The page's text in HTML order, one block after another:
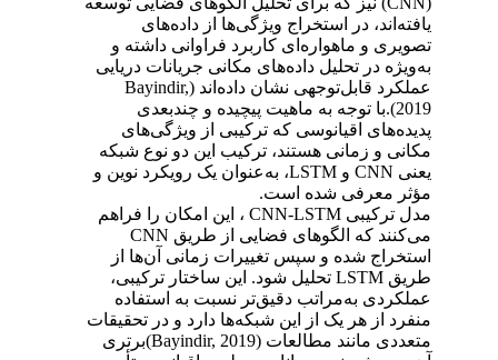
یافته‌اند، در استخراج ویژگی‌ها از داده‌های
تصویری و ماهواره‌ای کاربرد فراوانی داشته و
به‌ویژه در تحلیل داده‌های مکانی جریانات دریایی
عملکرد قابل‌توجهی نشان داده‌اند
(Bayindir,
2019). با توجه به ماهیت پیچیده و چندبعدی
پدیده‌های اقیانوسی که ترکیبی از ویژگی‌های
مکانی و زمانی هستند، ترکیب این دو نوع شبکه
یعنی
و LSTM
، به‌عنوان یک رویکرد نوین و
مؤثر معرفی شده است.
مدل‌ ترکیبی CNN-LSTM
، این امکان را فراهم
می‌کنند که الگوهای فضایی از طریق
استخراج شده و سپس تغییرات زمانی آن‌ها از
طریق LSTM
تحلیل شود. این ساختار ترکیبی،
عملکردی به‌مراتب دقیق‌تر نسبت به استفاده
منفرد از هر یک از این شبکه‌ها دارد و در تحقیقات
متعددی مانند مطالعات (Bayindir, 2019)
برتری